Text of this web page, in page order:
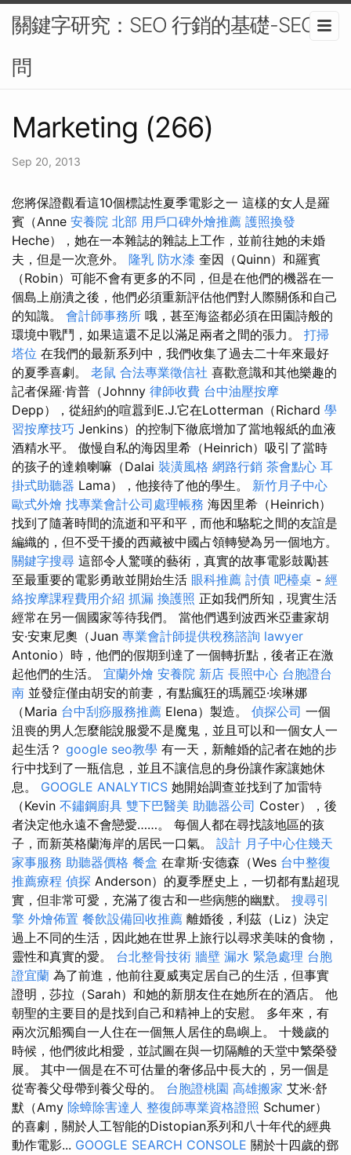
關鍵字研究：SEO 行銷的基礎-SEO顧
問
Marketing (266)
Sep 20, 2013
您將保證觀看這10個標誌性夏季電影之一 這樣的女人是羅
賓（Anne 安養院 北部 用戶口碑外燴推薦 護照換發
Heche），她在一本雜誌的雜誌上工作，並前往她的未婚
夫，但是一次意外。 隆乳 防水漆 奎因（Quinn）和羅賓
（Robin）可能不會有更多的不同，但是在他們的機器在一
個島上崩潰之後，他們必須重新評估他們對人際關係和自己
的知識。 會計師事務所 哦，甚至海盜都必須在田園詩般的
環境中戰鬥，如果這還不足以滿足兩者之間的張力。 打掃
塔位 在我們的最新系列中，我們收集了過去二十年來最好
的夏季喜劇。 老鼠 合法專業徵信社 喜歡意識和其他樂趣的
記者保羅·肯普（Johnny 律師收費 台中油壓按摩
Depp），從紐約的喧囂到E.J.它在Lotterman（Richard 學
習按摩技巧 Jenkins）的控制下徹底增加了當地報紙的血液
酒精水平。 傲慢自私的海因里希（Heinrich）吸引了當時
的孩子的達賴喇嘛（Dalai 裝潢風格 網路行銷 茶會點心 耳
掛式助聽器 Lama），他接待了他的學生。 新竹月子中心
歐式外燴 找專業會計公司處理帳務 海因里希（Heinrich）
找到了隨著時間的流逝和平和平，而他和駱駝之間的友誼是
編織的，但不受干擾的西藏被中國占領轉變為另一個地方。
關鍵字搜尋 這部令人驚嘆的藝術，真實的故事電影鼓勵甚
至最重要的電影勇敢並開始生活 眼科推薦 討債 吧檯桌 - 經
絡按摩課程費用介紹 抓漏 換護照 正如我們所知，現實生活
經常在另一個國家等待我們。 當他們遇到波西米亞畫家胡
安·安東尼奧（Juan 專業會計師提供稅務諮詢 lawyer
Antonio）時，他們的假期到達了一個轉折點，後者正在激
起他們的生活。 宜蘭外燴 安養院 新店 長照中心 台胞證台
南 並發症僅由胡安的前妻，有點瘋狂的瑪麗亞·埃琳娜
（Maria 台中刮痧服務推薦 Elena）製造。 偵探公司 一個
沮喪的男人怎麼能說服愛不是魔鬼，並且可以和一個女人一
起生活？ google seo教學 有一天，新離婚的記者在她的步
行中找到了一瓶信息，並且不讓信息的身份讓作家讓她休
息。 GOOGLE ANALYTICS 她開始調查並找到了加雷特
（Kevin 不鏽鋼廚具 雙下巴醫美 助聽器公司 Coster），後
者決定他永遠不會戀愛……。 每個人都在尋找該地區的孩
子，而新英格蘭海岸的居民一口氣。 設計 月子中心住幾天
家事服務 助聽器價格 餐盒 在韋斯·安德森（Wes 台中整復
推薦療程 偵探 Anderson）的夏季歷史上，一切都有點超現
實，但非常可愛，充滿了復古和一些病態的幽默。 搜尋引
擎 外燴佈置 餐飲設備回收推薦 離婚後，利茲（Liz）決定
過上不同的生活，因此她在世界上旅行以尋求美味的食物，
靈性和真實的愛。 台北整骨技術 牆壁 漏水 緊急處理 台胞
證宜蘭 為了前進，他前往夏威夷定居自己的生活，但事實
證明，莎拉（Sarah）和她的新朋友住在她所在的酒店。 他
朝聖的主要目的是找到自己和精神上的安慰。 多年來，有
兩次沉船獨自一人住在一個​​無人居住的島嶼上。 十幾歲的
時候，他們彼此相愛，並試圖在與一切隔離的天堂中繁榮發
展。 其中一個是在不可估量的奢侈品中長大的，另一個是
從寄養父母帶到養父母的。 台胞證桃園 高雄搬家 艾米·舒
默（Amy 除蟑除害達人 整復師專業資格證照 Schumer）
的喜劇，關於人工智能的Distopian系列和八十年代的經典
動作電影... GOOGLE SEARCH CONSOLE 關於十四歲的鄧